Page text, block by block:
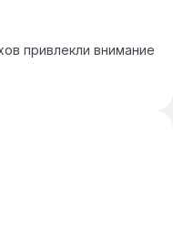
привлекли внимание